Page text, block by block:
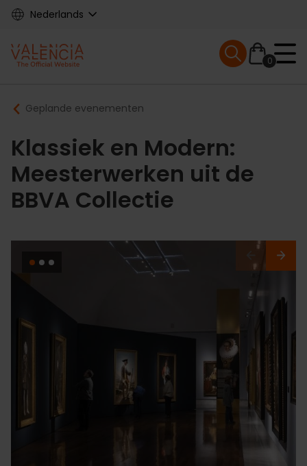
Skip
content
Nederlands
Main
navigation
0
Mobile menu
Breadcrumb
Geplande evenementen
Klassiek en Modern:
Meesterwerken uit de
BBVA Collectie